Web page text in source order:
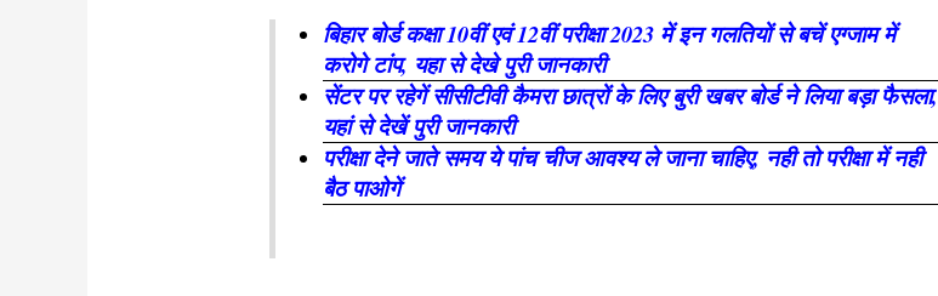
बिहार बोर्ड कक्षा 10वीं एवं 12वीं परीक्षा 2023 में इन गलतियों से बचें एग्जाम में
करोगे टांप, यहा से देखे पुरी जानकारी
सेंटर पर रहेगें सीसीटीवी कैमरा छात्रों के लिए बुरी खबर बोर्ड ने लिया बड़ा फैसला,
यहां से देखें पुरी जानकारी
परीक्षा देने जाते समय ये पांच चीज आवश्य ले जाना चाहिए, नही तो परीक्षा में नही
बैठ पाओगें